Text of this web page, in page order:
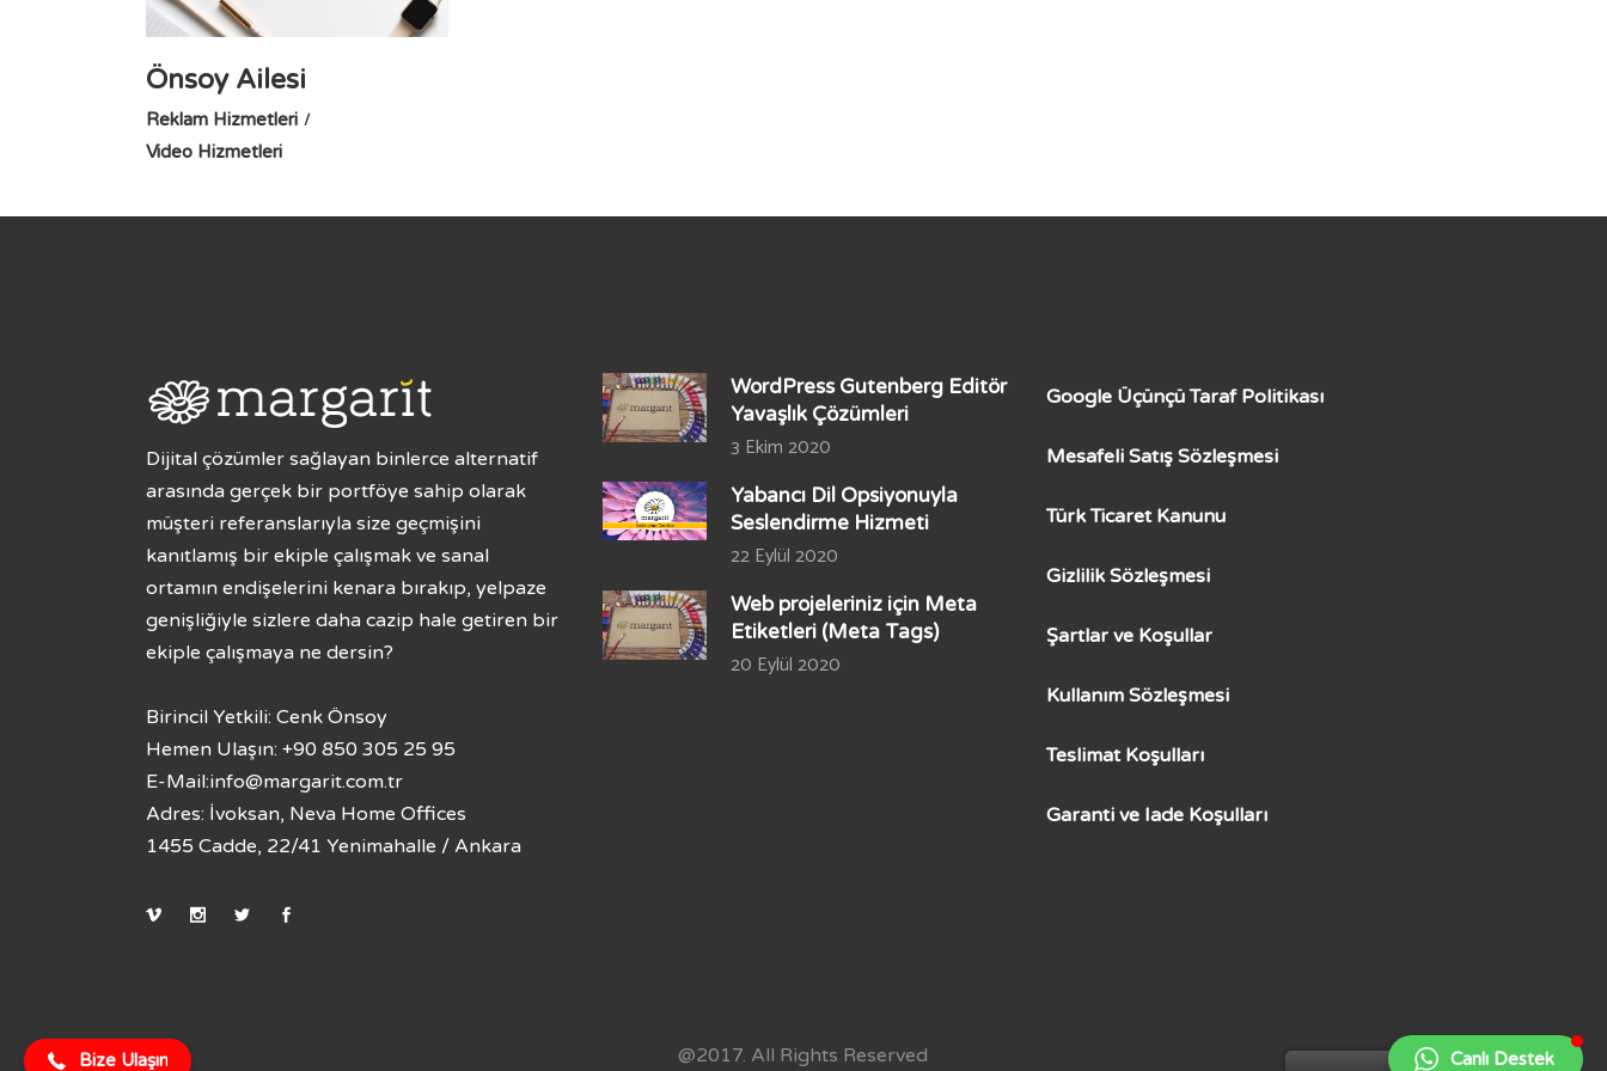
Önsoy Ailesi
Reklam Hizmetleri
Video Hizmetleri
Dijital çözümler sağlayan binlerce alternatif
arasında gerçek bir portföye sahip olarak
müşteri referanslarıyla size geçmişini
kanıtlamış bir ekiple çalışmak ve sanal
ortamın endişelerini kenara bırakıp, yelpaze
genişliğiyle sizlere daha cazip hale getiren bir
ekiple çalışmaya ne dersin?
Birincil Yetkili: Cenk Önsoy
Hemen Ulaşın: +90 850 305 25 95
E-Mail:info@margarit.com.tr
Adres: İvoksan, Neva Home Offices
1455 Cadde, 22/41 Yenimahalle / Ankara
WordPress Gutenberg Editör
Yavaşlık Çözümleri
3 Ekim 2020
Yabancı Dil Opsiyonuyla
Seslendirme Hizmeti
22 Eylül 2020
Web projeleriniz için Meta
Etiketleri (Meta Tags)
20 Eylül 2020
Google Üçünçü Taraf Politikası
Mesafeli Satış Sözleşmesi
Türk Ticaret Kanunu
Gizlilik Sözleşmesi
Şartlar ve Koşullar
Kullanım Sözleşmesi
Teslimat Koşulları
Garanti ve Iade Koşulları
@2017. All Rights Reserved
Bize Ulaşın Canlı Destek